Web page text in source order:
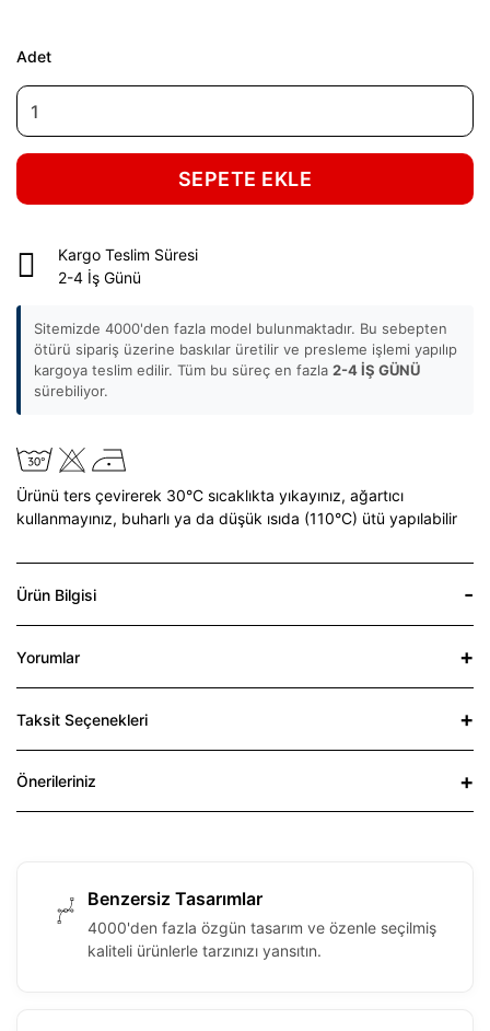
Adet
SEPETE EKLE
Kargo Teslim Süresi
2-4 İş Günü
Sitemizde 4000'den fazla model bulunmaktadır. Bu sebepten
ötürü sipariş üzerine baskılar üretilir ve presleme işlemi yapılıp
kargoya teslim edilir. Tüm bu süreç en fazla 2-4 İŞ GÜNÜ
sürebiliyor.
Ürünü ters çevirerek 30°C sıcaklıkta yıkayınız, ağartıcı
kullanmayınız, buharlı ya da düşük ısıda (110°C) ütü yapılabilir
Ürün Bilgisi
Yorumlar
Taksit Seçenekleri
Önerileriniz
Benzersiz Tasarımlar
4000'den fazla özgün tasarım ve özenle seçilmiş
kaliteli ürünlerle tarzınızı yansıtın.